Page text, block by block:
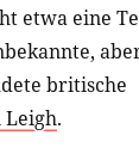
etwa eine
britische
Leigh.